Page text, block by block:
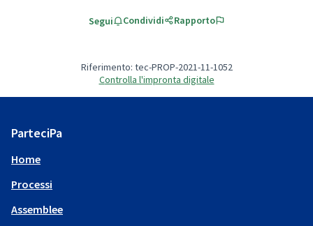
Segui Condividi Rapporto
Riferimento: tec-PROP-2021-11-1052
Controlla l'impronta digitale
ParteciPa
Home
Processi
Assemblee